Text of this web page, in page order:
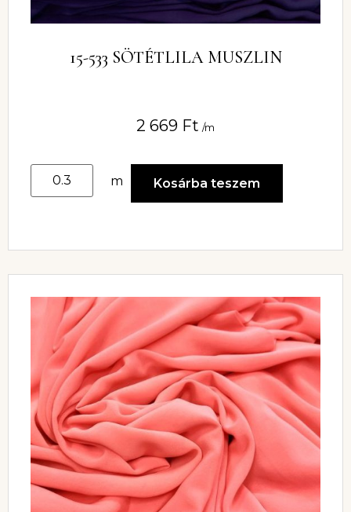
15-533 SÖTÉTLILA MUSZLIN
2 669 Ft /m
m Kosárba teszem